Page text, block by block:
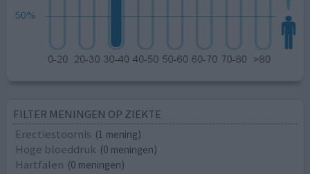
FILTER MENINGEN OP ZIEKTE
Erectiestoornis (1 mening)
Hoge bloeddruk (0 meningen)
Hartfalen (0 meningen)